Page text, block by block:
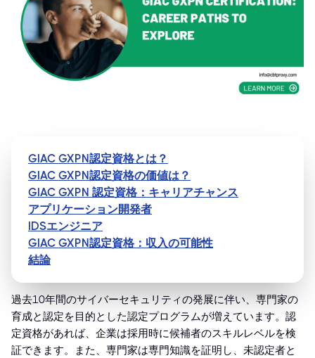
GIAC GXPN認定資格とは？
GIAC GXPN認定資格の価値は？
GIAC GXPN 認定資格：キャリアチャンス
アプリケーション開発者
IDSエンジニア
GIAC GXPN認定資格：収入の可能性
結論
過去10年間のサイバーセキュリティの発展に伴い、専門家の
育成と認定を目的とした認定プログラムが増えています。認
定資格があれば、企業は採用時に候補者のスキルレベルを検
証できます。また、専門家は専門知識を証明し、未認定者と